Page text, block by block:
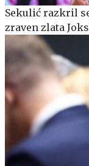
Sekulić razkril
zraven zlata